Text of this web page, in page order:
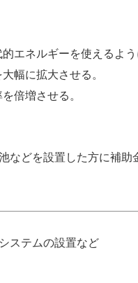
エネルギーを使えるよう
幅に拡大させる。
倍増させる。
どを設置した方に補助
ステムの設置など